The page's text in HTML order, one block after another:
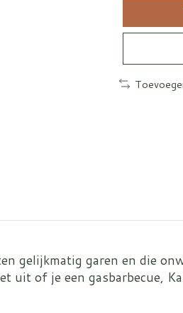
gelijkmatig garen en die
of je een gasbarbecue,